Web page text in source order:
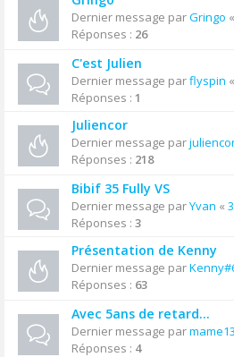
Dernier message parGringo «
Réponses : 26
C'est Julien
Dernier message parflyspin «
Réponses : 1
Juliencor
Dernier message par
Réponses : 218
Bibif 35 Fully VS
Dernier message parYvan «
Réponses : 3
Présentation de Kenny
Dernier message par
Réponses : 63
Avec 5ans de retard...
Dernier message par
Réponses : 4